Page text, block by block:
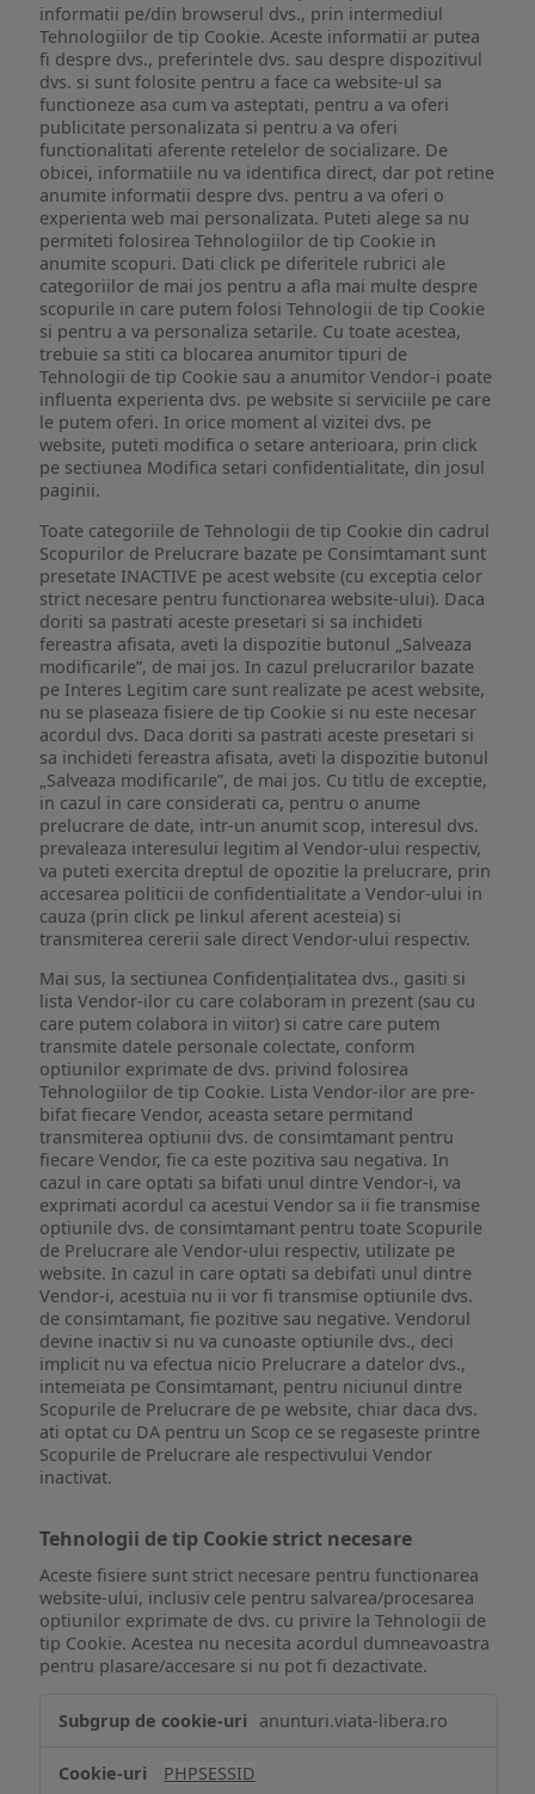
informatii pe/din browserul dvs., prin intermediul
Tehnologiilor de tip Cookie. Aceste informatii ar putea
fi despre dvs., preferintele dvs. sau despre dispozitivul
dvs. si sunt folosite pentru a face ca website-ul sa
functioneze asa cum va asteptati, pentru a va oferi
publicitate personalizata si pentru a va oferi
functionalitati aferente retelelor de socializare. De
obicei, informatiile nu va identifica direct, dar pot retine
anumite informatii despre dvs. pentru a va oferi o
experienta web mai personalizata. Puteti alege sa nu
permiteti folosirea Tehnologiilor de tip Cookie in
anumite scopuri. Dati click pe diferitele rubrici ale
categoriilor de mai jos pentru a afla mai multe despre
scopurile in care putem folosi Tehnologii de tip Cookie
si pentru a va personaliza setarile. Cu toate acestea,
trebuie sa stiti ca blocarea anumitor tipuri de
Tehnologii de tip Cookie sau a anumitor Vendor-i poate
influenta experienta dvs. pe website si serviciile pe care
le putem oferi. In orice moment al vizitei dvs. pe
website, puteti modifica o setare anterioara, prin click
pe sectiunea Modifica setari confidentialitate, din josul
paginii.
Toate categoriile de Tehnologii de tip Cookie din cadrul
Scopurilor de Prelucrare bazate pe Consimtamant sunt
presetate INACTIVE pe acest website (cu exceptia celor
strict necesare pentru functionarea website-ului). Daca
doriti sa pastrati aceste presetari si sa inchideti
fereastra afisata, aveti la dispozitie butonul „Salveaza
modificarile”, de mai jos. In cazul prelucrarilor bazate
pe Interes Legitim care sunt realizate pe acest website,
nu se plaseaza fisiere de tip Cookie si nu este necesar
acordul dvs. Daca doriti sa pastrati aceste presetari si
sa inchideti fereastra afisata, aveti la dispozitie butonul
„Salveaza modificarile”, de mai jos. Cu titlu de exceptie,
in cazul in care considerati ca, pentru o anume
prelucrare de date, intr-un anumit scop, interesul dvs.
prevaleaza interesului legitim al Vendor-ului respectiv,
va puteti exercita dreptul de opozitie la prelucrare, prin
accesarea politicii de confidentialitate a Vendor-ului in
cauza (prin click pe linkul aferent acesteia) si
transmiterea cererii sale direct Vendor-ului respectiv.
Mai sus, la sectiunea Confidențialitatea dvs., gasiti si
lista Vendor-ilor cu care colaboram in prezent (sau cu
care putem colabora in viitor) si catre care putem
transmite datele personale colectate, conform
optiunilor exprimate de dvs. privind folosirea
Tehnologiilor de tip Cookie. Lista Vendor-ilor are pre-
bifat fiecare Vendor, aceasta setare permitand
transmiterea optiunii dvs. de consimtamant pentru
fiecare Vendor, fie ca este pozitiva sau negativa. In
cazul in care optati sa bifati unul dintre Vendor-i, va
exprimati acordul ca acestui Vendor sa ii fie transmise
optiunile dvs. de consimtamant pentru toate Scopurile
de Prelucrare ale Vendor-ului respectiv, utilizate pe
website. In cazul in care optati sa debifati unul dintre
Vendor-i, acestuia nu ii vor fi transmise optiunile dvs.
de consimtamant, fie pozitive sau negative. Vendorul
devine inactiv si nu va cunoaste optiunile dvs., deci
implicit nu va efectua nicio Prelucrare a datelor dvs.,
intemeiata pe Consimtamant, pentru niciunul dintre
Scopurile de Prelucrare de pe website, chiar daca dvs.
ati optat cu DA pentru un Scop ce se regaseste printre
Scopurile de Prelucrare ale respectivului Vendor
inactivat.
Tehnologii de tip Cookie strict necesare
Aceste fisiere sunt strict necesare pentru functionarea
website-ului, inclusiv cele pentru salvarea/procesarea
optiunilor exprimate de dvs. cu privire la Tehnologii de
tip Cookie. Acestea nu necesita acordul dumneavoastra
pentru plasare/accesare si nu pot fi dezactivate.
de
Cookie
anunturi.viata-libera.ro
PHPSESSID